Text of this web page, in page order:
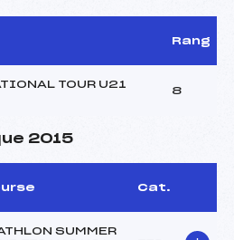
Rang
TOUR U21
8
2015
Cat.
SUMMER